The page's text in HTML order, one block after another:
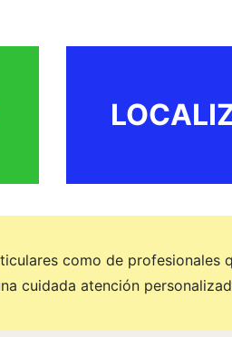
como de profesionales
cuidada atención